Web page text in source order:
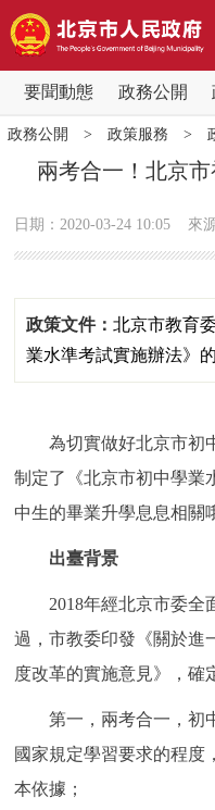
要聞動態 政務公開
要聞動態
黨中央精神
政務公開
市領導
政策兌現
決策公開
政務服務
仲介服務
政務公開 > 政策服務 >
兩考合一！北京
日期：2020-03-24 10:05 來
政策文件：北京市教育
業水準考試實施辦法》
為切實做好北京市初中
制定了《北京市初中學業
中生的畢業升學息息相關
出臺背景
2018年經北京市委全
過，市教委印發《關於進
度改革的實施意見》，確
第一，兩考合一，初中
國家規定學習要求的程度
本依據；